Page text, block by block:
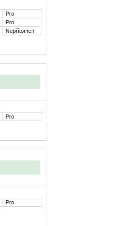
Pro
Pro
Nepřítomen
Pro
Pro